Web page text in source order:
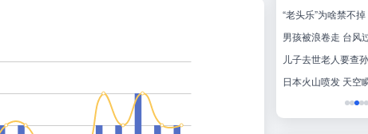
9 儿子去世老人要查孙子血缘儿媳拒绝
7 住宅低频噪音现
8 犯罪高手
9 怪兽中 出了一
10 改画哪有不疯的